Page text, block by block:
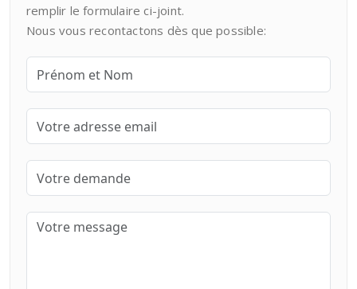
remplir le formulaire ci-joint.
Nous vous recontactons dès que possible: